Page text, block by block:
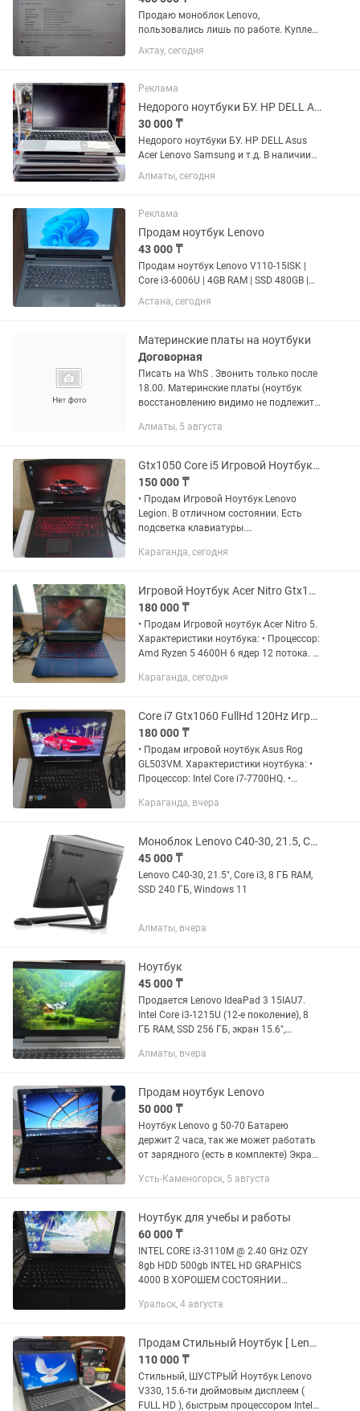
Продаю моноблок Lenovo,
пользовались лишь по работе. Куплен
2023 году в хорошем состоянии.
Процессор: Intel Core i3-1220P (12-е
Актау, сегодня
Реклама
Недорого ноутбуки БУ. HP DELL Asus Acer Lenovo Samsung и т.д.
30 000 ₸
Недорого ноутбуки БУ. HP DELL Asus
Acer Lenovo Samsung и т.д. В наличии
10-15шт известных брендов Acer Asus
HP DELL Lenovo и т.д. Цены разные, в
состояния ноутбуков Есть...
Алматы, сегодня
Реклама
Продам ноутбук Lenovo
43 000 ₸
Продам ноутбук Lenovo V110-15ISK |
Core i3-6006U | 4GB RAM | SSD 480GB |
15.6" HD | в хорошем рабочем
состоянии. Характеристики: • Модель:
HD • Процессор:...
Астана, сегодня
Материнские платы на ноутбуки
Договорная
Писать на WhS . Звонить только после
18.00. Материнские платы (ноутбук
восстановлению видимо не подлежит!),
процессором и ОЗУ, Можно и с
Алматы, 5 августа
Gtx1050 Core i5 Игровой Ноутбук Lenovo Legion Леново Легион
150 000 ₸
• Продам Игровой Ноутбук Lenovo
Legion. В отличном состоянии. Есть
подсветка клавиатуры.
Intel Core i5-7300HQ • Видеокарта: 1.
Караганда, сегодня
Игровой Ноутбук Acer Nitro Gtx1650Ti Ryzen5 FullHD 144Hz
180 000 ₸
• Продам Игровой ноутбук Acer Nitro 5.
Характеристики ноутбука: • Процессор:
Amd Ryzen 5 4600H 6 ядер 12 потока. •
Geforce GTX 1650TI. 2. Встройка AMD
Караганда, сегодня
Core i7 Gtx1060 FullHd 120Hz Игровой Ноутбук Asus Rog
180 000 ₸
• Продам игровой ноутбук Asus Rog
GL503VM. Характеристики ноутбука: •
Процессор: Intel Core i7-7700HQ. •
GTX 1060 Мощнее чем Gtx 1050 и 1650
Караганда, вчера
Моноблок Lenovo C40-30, 21.5, Core i3, 8 ГБ RAM, SSD 240 ГБ, Windows 11
45 000 ₸
Lenovo C40-30, 21.5", Core i3, 8 ГБ RAM,
SSD 240 ГБ, Windows 11
Алматы, вчера
Ноутбук
45 000 ₸
Продается Lenovo IdeaPad 3 15IAU7.
Intel Core i3-1215U (12-е поколение), 8
ГБ RAM, SSD 256 ГБ, экран 15.6",
состоянии, всё работает исправно.
Алматы, вчера
Продам ноутбук Lenovo
50 000 ₸
Ноутбук Lenovo g 50-70 Батарею
держит 2 часа, так же может работать
от зарядного (есть в комплекте) Экран
Работает достаточно быстро
Усть-Каменогорск, 5 августа
Ноутбук для учебы и работы
60 000 ₸
INTEL CORE i3-3110M @ 2.40 GHz OZY
8gb HDD 500gb INTEL HD GRAPHICS
4000 В ХОРОШЕМ СОСТОЯНИИ
ОБСЛУЖЕН НАСТРОЕН ГОТОВ
Уральск, 4 августа
Продам Стильный Ноутбук [ Lenovo V330 ]
110 000 ₸
Стильный, ШУСТРЫЙ Ноутбук Lenovo
V330, 15.6-ти дюймовым дисплеем (
FULL HD ), быстрым процессором Intel